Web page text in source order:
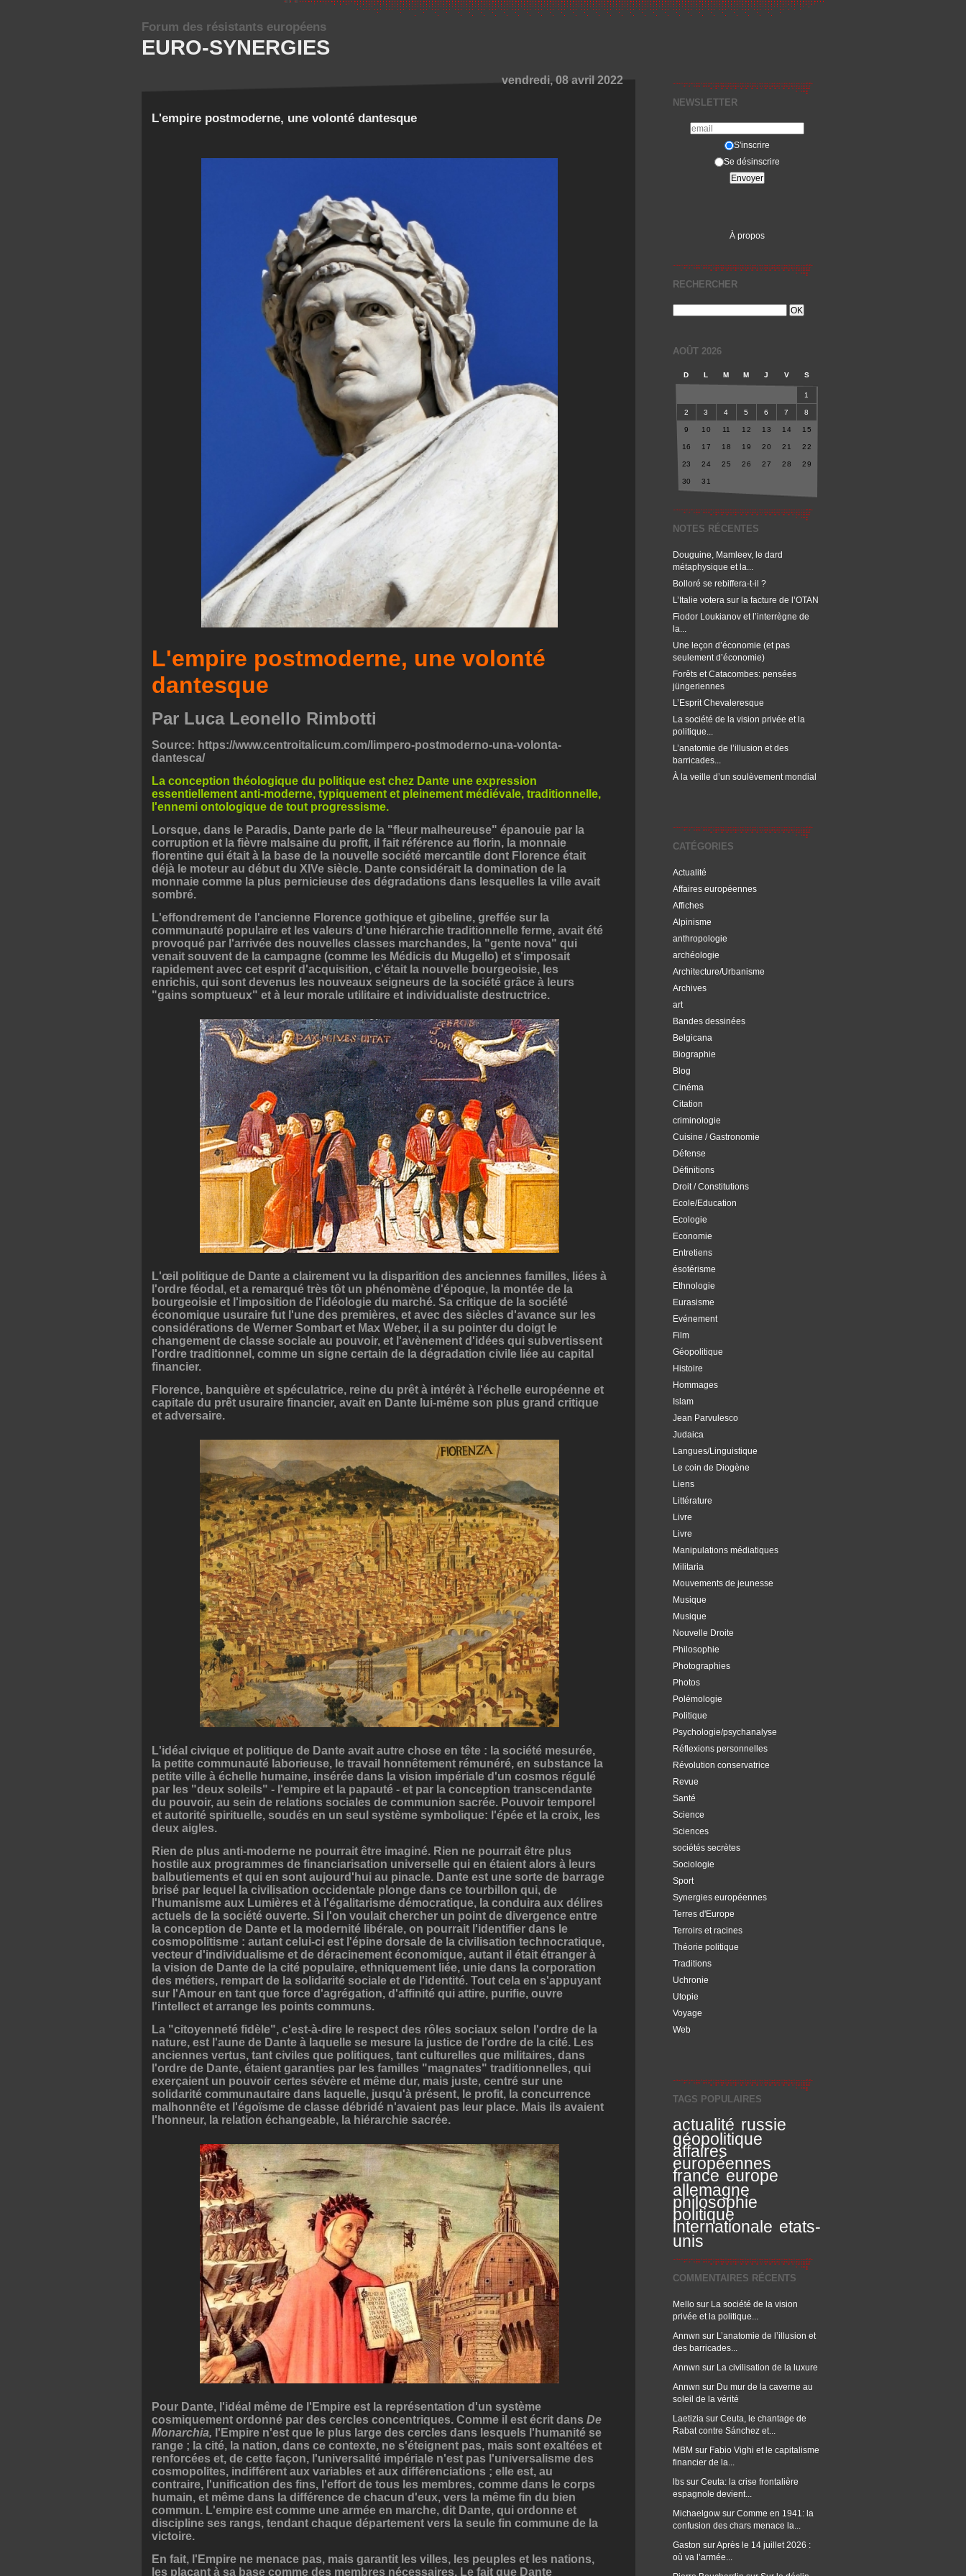
EURO-SYNERGIES
Forum des résistants européens
NEWSLETTER
S'inscrire
Se désinscrire
À propos
RECHERCHER
AOÛT 2026
D L M M J V S
1
2 3 4 5 6 7 8
9 10 11 12 13 14 15
16 17 18 19 20 21 22
23 24 25 26 27 28 29
30 31
NOTES RÉCENTES
Douguine, Mamleev, le dard
métaphysique et la...
Bolloré se rebiffera-t-il ?
L’Italie votera sur la facture de l’OTAN
Fiodor Loukianov et l’interrègne de
la...
Une leçon d’économie (et pas
seulement d’économie)
Forêts et Catacombes: pensées
jüngeriennes
L’Esprit Chevaleresque
La société de la vision privée et la
politique...
L’anatomie de l’illusion et des
barricades...
À la veille d’un soulèvement mondial
CATÉGORIES
Actualité
Affaires européennes
Affiches
Alpinisme
anthropologie
archéologie
Architecture/Urbanisme
Archives
art
Bandes dessinées
Belgicana
Biographie
Blog
Cinéma
Citation
criminologie
Cuisine / Gastronomie
Défense
Définitions
Droit / Constitutions
Ecole/Education
Ecologie
Economie
Entretiens
ésotérisme
Ethnologie
Eurasisme
Evénement
Film
Géopolitique
Histoire
Hommages
Islam
Jean Parvulesco
Judaica
Langues/Linguistique
Le coin de Diogène
Liens
Littérature
Livre
Livre
Manipulations médiatiques
Militaria
Mouvements de jeunesse
Musique
Musique
Nouvelle Droite
Philosophie
Photographies
Photos
Polémologie
Politique
Psychologie/psychanalyse
Réflexions personnelles
Révolution conservatrice
Revue
Santé
Science
Sciences
sociétés secrètes
Sociologie
Sport
Synergies européennes
Terres d'Europe
Terroirs et racines
Théorie politique
Traditions
Uchronie
Utopie
Voyage
Web
TAGS POPULAIRES
actualité russie
géopolitique
affaires
européennes
france europe
allemagne
philosophie
politique
internationale etats-
unis
COMMENTAIRES RÉCENTS
Mello sur La société de la vision
privée et la politique...
Annwn sur L’anatomie de l’illusion et
des barricades...
Annwn sur La civilisation de la luxure
Annwn sur Du mur de la caverne au
soleil de la vérité
Laetizia sur Ceuta, le chantage de
Rabat contre Sánchez et...
MBM sur Fabio Vighi et le capitalisme
financier de la...
lbs sur Ceuta: la crise frontalière
espagnole devient...
Michaelgow sur Comme en 1941: la
confusion des chars menace la...
Gaston surAprès le 14 juillet 2026 :
où va l’armée...
vendredi, 08 avril 2022
L'empire postmoderne, une volonté dantesque
L'empire postmoderne, une volonté
dantesque
Par Luca Leonello Rimbotti
Source: https://www.centroitalicum.com/limpero-postmoderno-una-volonta-
dantesca/
La conception théologique du politique est chez Dante une expression
essentiellement anti-moderne, typiquement et pleinement médiévale, traditionnelle,
l'ennemi ontologique de tout progressisme.
Lorsque, dans le Paradis, Dante parle de la "fleur malheureuse" épanouie par la
corruption et la fièvre malsaine du profit, il fait référence au florin, la monnaie
florentine qui était à la base de la nouvelle société mercantile dont Florence était
déjà le moteur au début du XIVe siècle. Dante considérait la domination de la
monnaie comme la plus pernicieuse des dégradations dans lesquelles la ville avait
sombré.
L'effondrement de l'ancienne Florence gothique et gibeline, greffée sur la
communauté populaire et les valeurs d'une hiérarchie traditionnelle ferme, avait été
provoqué par l'arrivée des nouvelles classes marchandes, la "gente nova" qui
venait souvent de la campagne (comme les Médicis du Mugello) et s'imposait
rapidement avec cet esprit d'acquisition, c'était la nouvelle bourgeoisie, les
enrichis, qui sont devenus les nouveaux seigneurs de la société grâce à leurs
"gains somptueux" et à leur morale utilitaire et individualiste destructrice.
L'œil politique de Dante a clairement vu la disparition des anciennes familles, liées à
l'ordre féodal, et a remarqué très tôt un phénomène d'époque, la montée de la
bourgeoisie et l'imposition de l'idéologie du marché. Sa critique de la société
économique usuraire fut l'une des premières, et avec des siècles d'avance sur les
considérations de Werner Sombart et Max Weber, il a su pointer du doigt le
changement de classe sociale au pouvoir, et l'avènement d'idées qui subvertissent
l'ordre traditionnel, comme un signe certain de la dégradation civile liée au capital
financier.
Florence, banquière et spéculatrice, reine du prêt à intérêt à l'échelle européenne et
capitale du prêt usuraire financier, avait en Dante lui-même son plus grand critique
et adversaire.
L'idéal civique et politique de Dante avait autre chose en tête : la société mesurée,
la petite communauté laborieuse, le travail honnêtement rémunéré, en substance la
petite ville à échelle humaine, insérée dans la vision impériale d'un cosmos régulé
par les "deux soleils" - l'empire et la papauté - et par la conception transcendante
du pouvoir, au sein de relations sociales de communion sacrée. Pouvoir temporel
et autorité spirituelle, soudés en un seul système symbolique: l'épée et la croix, les
deux aigles.
Rien de plus anti-moderne ne pourrait être imaginé. Rien ne pourrait être plus
hostile aux programmes de financiarisation universelle qui en étaient alors à leurs
balbutiements et qui en sont aujourd'hui au pinacle. Dante est une sorte de barrage
brisé par lequel la civilisation occidentale plonge dans ce tourbillon qui, de
l'humanisme aux Lumières et à l'égalitarisme démocratique, la conduira aux délires
actuels de la société ouverte. Si l'on voulait chercher un point de divergence entre
la conception de Dante et la modernité libérale, on pourrait l'identifier dans le
cosmopolitisme : autant celui-ci est l'épine dorsale de la civilisation technocratique,
vecteur d'individualisme et de déracinement économique, autant il était étranger à
la vision de Dante de la cité populaire, ethniquement liée, unie dans la corporation
des métiers, rempart de la solidarité sociale et de l'identité. Tout cela en s'appuyant
sur l'Amour en tant que force d'agrégation, d'affinité qui attire, purifie, ouvre
l'intellect et arrange les points communs.
La "citoyenneté fidèle", c'est-à-dire le respect des rôles sociaux selon l'ordre de la
nature, est l'aune de Dante à laquelle se mesure la justice de l'ordre de la cité. Les
anciennes vertus, tant civiles que politiques, tant culturelles que militaires, dans
l'ordre de Dante, étaient garanties par les familles "magnates" traditionnelles, qui
exerçaient un pouvoir certes sévère et même dur, mais juste, centré sur une
solidarité communautaire dans laquelle, jusqu'à présent, le profit, la concurrence
malhonnête et l'égoïsme de classe débridé n'avaient pas leur place. Mais ils avaient
l'honneur, la relation échangeable, la hiérarchie sacrée.
Pour Dante, l'idéal même de l'Empire est la représentation d'un système
cosmiquement ordonné par des cercles concentriques. Comme il est écrit dans De
Monarchia, l'Empire n'est que le plus large des cercles dans lesquels l'humanité se
range ; la cité, la nation, dans ce contexte, ne s'éteignent pas, mais sont exaltées et
renforcées et, de cette façon, l'universalité impériale n'est pas l'universalisme des
cosmopolites, indifférent aux variables et aux différenciations ; elle est, au
contraire, l'unification des fins, l'effort de tous les membres, comme dans le corps
humain, et même dans la différence de chacun d'eux, vers la même fin du bien
commun. L'empire est comme une armée en marche, dit Dante, qui ordonne et
discipline ses rangs, tendant chaque département vers la seule fin commune de la
victoire.
En fait, l'Empire ne menace pas, mais garantit les villes, les peuples et les nations,
les plaçant à sa base comme des membres nécessaires. Le fait que Dante